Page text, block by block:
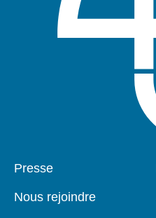
Pied
Presse
Nous rejoindre